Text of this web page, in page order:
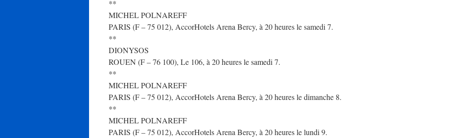
**
MICHEL POLNAREFF
PARIS (F – 75 012), AccorHotels Arena Bercy, à 20 heures le samedi 7.
**
DIONYSOS
ROUEN (F – 76 100), Le 106, à 20 heures le samedi 7.
**
MICHEL POLNAREFF
PARIS (F – 75 012), AccorHotels Arena Bercy, à 20 heures le dimanche 8.
**
MICHEL POLNAREFF
PARIS (F – 75 012), AccorHotels Arena Bercy, à 20 heures le lundi 9.